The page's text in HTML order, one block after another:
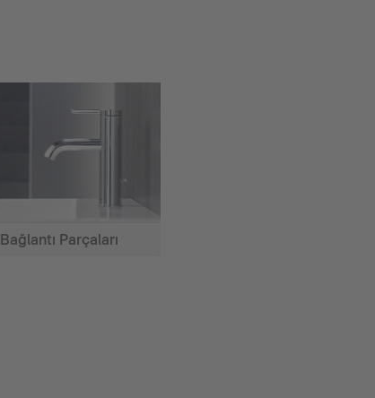
Bağlantı Parçaları